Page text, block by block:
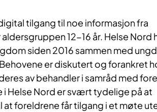
tilgang til noe informasjon fra
12-16 år. Helse Nord
siden 2016 sammen med
er diskutert og forankret
av behandler i samråd med
Helse Nord er svært tydelige på at
at foreldrene får tilgang i et møte